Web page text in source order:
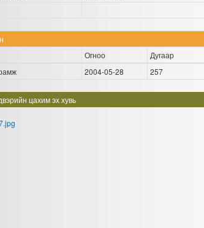
Огноо Дугаар
2004-05-28 257
цахим эх хувь